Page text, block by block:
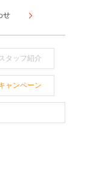
せ
タッフ紹介
ャンペーン